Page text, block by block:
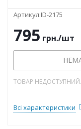
Артикул:ID-2175
795 грн./шт
ТОВАР
Всі характеристики